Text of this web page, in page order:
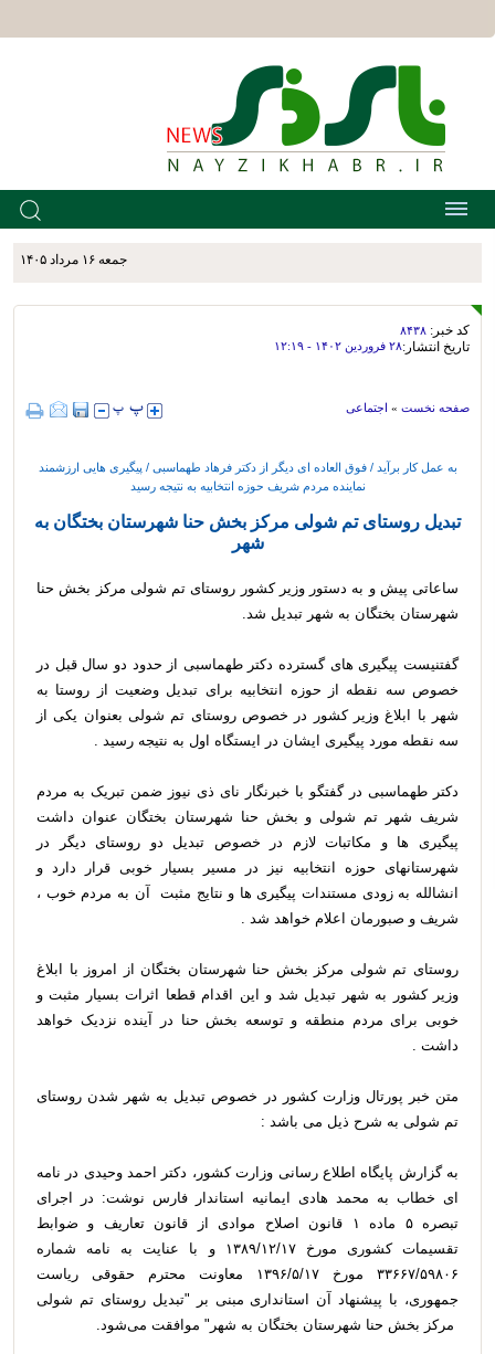
جمعه ۱۶ مرداد ۱۴۰۵
کد خبر: ۸۴۳۸
تاریخ انتشار:۲۸ فروردين ۱۴۰۲ - ۱۲:۱۹
صفحه نخست » اجتماعی
به عمل کار برآید / فوق العاده ای دیگر از دکتر فرهاد طهماسبی / پیگیری هایی ارزشمند
نماینده مردم شریف حوزه انتخابیه به نتیجه رسید
تبدیل روستای تم شولی مرکز بخش حنا شهرستان بختگان به
شهر
ساعاتی پیش و به دستور وزیر کشور روستای تم شولی مرکز بخش حنا
شهرستان بختگان به شهر تبدیل شد.
گفتنیست پیگیری های گسترده دکتر طهماسبی از حدود دو سال قبل در
خصوص سه نقطه از حوزه انتخابیه برای تبدیل وضعیت از روستا به
شهر با ابلاغ وزیر کشور در خصوص روستای تم شولی بعنوان یکی از
سه نقطه مورد پیگیری ایشان در ایستگاه اول به نتیجه رسید .
دکتر طهماسبی در گفتگو با خبرنگار نای ذی نیوز ضمن تبریک به مردم
شریف شهر تم شولی و بخش حنا شهرستان بختگان عنوان داشت
پیگیری ها و مکاتبات لازم در خصوص تبدیل دو روستای دیگر در
شهرستانهای حوزه انتخابیه نیز در مسیر بسیار خوبی قرار دارد و
انشالله به زودی مستندات پیگیری ها و نتایج مثبت آن به مردم خوب ،
شریف و صبورمان اعلام خواهد شد .
روستای تم شولی مرکز بخش حنا شهرستان بختگان از امروز با ابلاغ
وزیر کشور به شهر تبدیل شد و این اقدام قطعا اثرات بسیار مثبت و
خوبی برای مردم منطقه و توسعه بخش حنا در آینده نزدیک خواهد
داشت .
متن خبر پورتال وزارت کشور در خصوص تبدیل به شهر شدن روستای
تم شولی به شرح ذیل می باشد :
به گزارش پایگاه اطلاع رسانی وزارت کشور، دکتر احمد وحیدی در نامه
ای خطاب به محمد هادی ایمانیه استاندار فارس نوشت: در اجرای
تبصره ۵ ماده ۱ قانون اصلاح موادی از قانون تعاریف و ضوابط
تقسیمات کشوری مورخ ۱۳۸۹/۱۲/۱۷ و با عنایت به نامه شماره
۳۳۶۶۷/۵۹۸۰۶ مورخ ۱۳۹۶/۵/۱۷ معاونت محترم حقوقی ریاست
جمهوری، با پیشنهاد آن استانداری مبنی بر "تبدیل روستای تم شولی
مرکز بخش حنا شهرستان بختگان به شهر" موافقت می‌شود.